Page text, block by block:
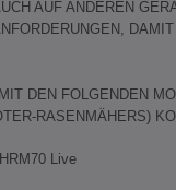
AUF ANDEREN
DEN FOLGENDEN
RASENMÄHERS)
Live